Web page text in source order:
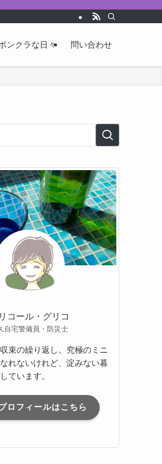
ンクラな日々 問い合わせ
コール・グリコ
自宅警備員・防災士
束の繰り返し。究極のミニ
れないけれど、淀みない暮
ています。
ロフィールはこちら